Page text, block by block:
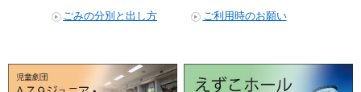
ごみの分別と出し方
ご利用時のお願い